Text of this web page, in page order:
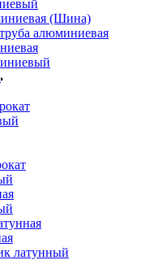
(Шина)
алюминиевая
латунный